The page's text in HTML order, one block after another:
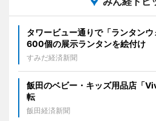
タワービュー通りで「ランタン
600個の展示ランタンを絵付け
すみだ経済新聞
飯田のベビー・キッズ用品店「
転
飯田経済新聞